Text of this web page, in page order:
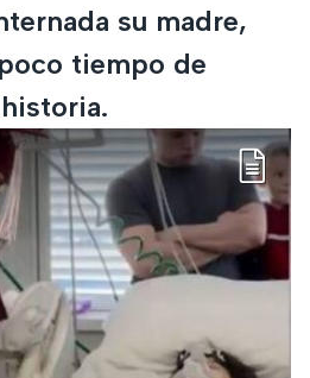
su madre,
tiempo de